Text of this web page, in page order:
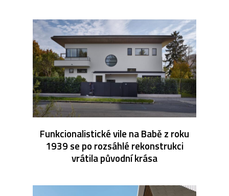
Funkcionalistické vile na Babě z roku
1939 se po rozsáhlé rekonstrukci
vrátila původní krása